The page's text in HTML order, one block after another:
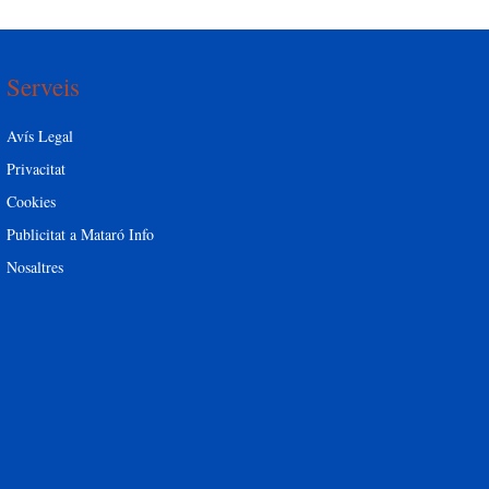
Serveis
Avís Legal
Privacitat
Cookies
Publicitat a Mataró Info
Nosaltres